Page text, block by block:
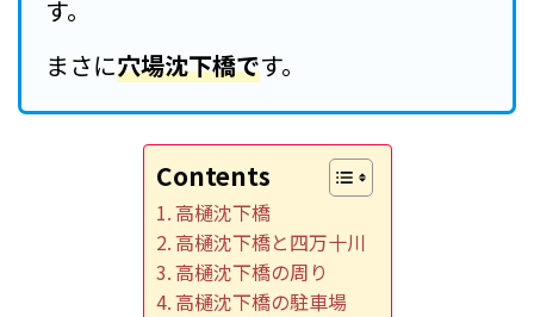
す。
まさに穴場沈下橋です。
Contents
高樋沈下橋
高樋沈下橋と四万十川
高樋沈下橋の周り
高樋沈下橋の駐車場